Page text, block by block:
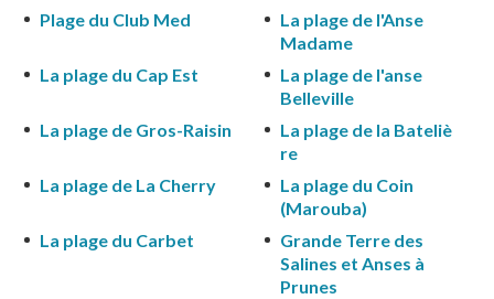
Plage du Club Med
La plage de l'Anse
Madame
La plage du Cap Est
La plage de l'anse
Belleville
La plage de Gros-Raisin
La plage de la Bateliè
re
La plage de La Cherry
La plage du Coin
(Marouba)
La plage du Carbet
Grande Terre des
Salines et Anses à
Prunes